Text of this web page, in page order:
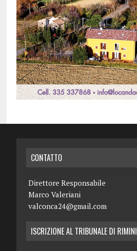
CONTATTO
Direttore Responsabile
Marco Valeriani
valconca24@gmail.com
ISCRIZIONE AL TRIBUNALE DI RIMINI